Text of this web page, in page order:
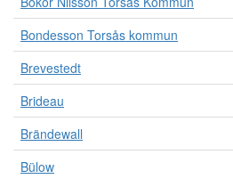
o
e
o
Bondesson Torsås kommun
Brevestedt
Brideau
Brändewall
Bülow